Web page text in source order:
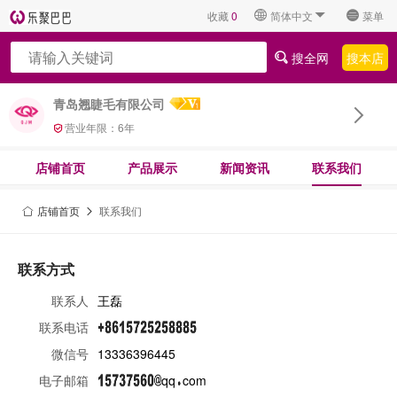
收藏0 简体中文 菜单
青岛翘睫毛有限公司
营业年限： 6年
搜全网 搜本店
店铺首页 产品展示 新闻资讯 联系我们
店铺首页 联系我们
联系方式
联系人 王磊
联系电话
微信号 13336396445
电子邮箱
qq com